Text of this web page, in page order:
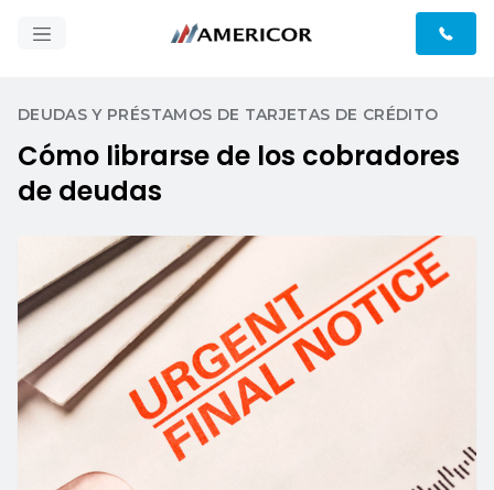
DEUDAS Y PRÉSTAMOS DE TARJETAS DE CRÉDITO
Cómo librarse de los cobradores
de deudas